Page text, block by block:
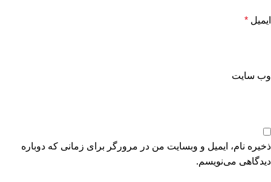
ایمیل *
وب‌ سایت
ذخیره نام، ایمیل و وبسایت من در مرورگر برای زمانی که دوباره
دیدگاهی می‌نویسم.